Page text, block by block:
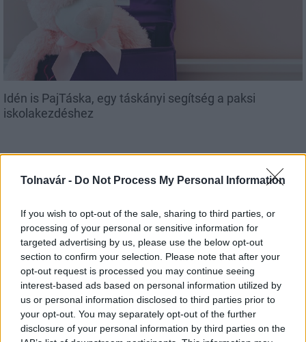
Tolnavár - Do Not Process My Personal Information
If you wish to opt-out of the sale, sharing to third parties, or
processing of your personal or sensitive information for
targeted advertising by us, please use the below opt-out
section to confirm your selection. Please note that after your
opt-out request is processed you may continue seeing
interest-based ads based on personal information utilized by
us or personal information disclosed to third parties prior to
your opt-out. You may separately opt-out of the further
disclosure of your personal information by third parties on the
Idén is PajTáska, egy táskányi segítség a paksi
iskolakezdéshez
Energiaválság: az éjszakai fordulat bizakodásra ad okot